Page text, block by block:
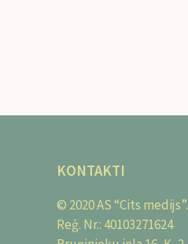
KONTAKTI
© 2020 AS “Cits medijs”.
Reģ. Nr.: 40103271624